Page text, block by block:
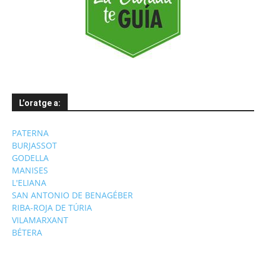
L’oratge a:
PATERNA
BURJASSOT
GODELLA
MANISES
L'ELIANA
SAN ANTONIO DE BENAGÉBER
RIBA-ROJA DE TÚRIA
VILAMARXANT
BÉTERA